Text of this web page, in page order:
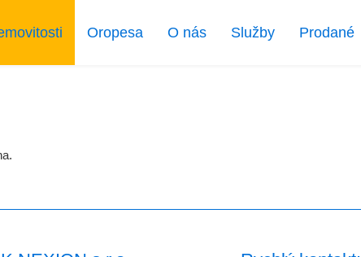
Oropesa O nás Služby Prodané